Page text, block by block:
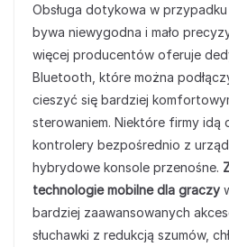
Obsługa dotykowa w
bywa niewygodna i mało
więcej producentów oferuje
Bluetooth, które można
cieszyć się bardziej
sterowaniem. Niektóre firmy idą
kontrolery bezpośrednio z
hybrydowe konsole przenośne.
technologie mobilne dla graczy
bardziej zaawansowanych
słuchawki z redukcją szumów,